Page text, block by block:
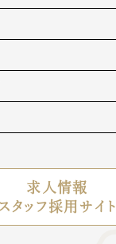
求人情報
スタッフ採用サイト